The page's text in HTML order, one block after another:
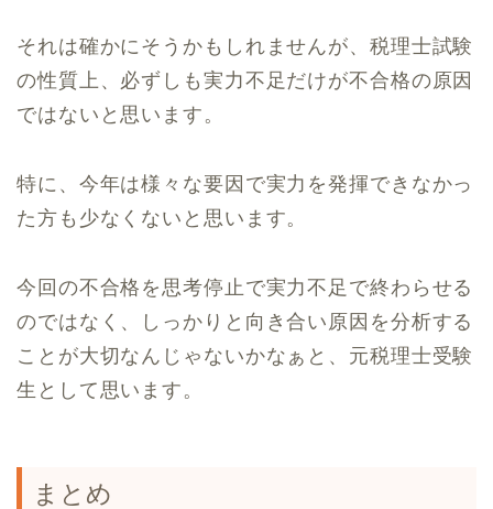
それは確かにそうかもしれませんが、税理士試験
の性質上、必ずしも実力不足だけが不合格の原因
ではないと思います。
特に、今年は様々な要因で実力を発揮できなかっ
た方も少なくないと思います。
今回の不合格を思考停止で実力不足で終わらせる
のではなく、しっかりと向き合い原因を分析する
ことが大切なんじゃないかなぁと、元税理士受験
生として思います。
まとめ